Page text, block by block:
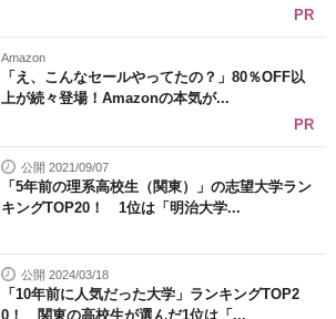
PR
Amazon
「え、こんなセールやってたの？」80％OFF以
上が続々登場！Amazonの本気が...
PR
公開 2021/09/07
「5年前の理系高校生（関東）」の志望大学ラン
キングTOP20！ 1位は「明治大学...
公開 2024/03/18
「10年前に人気だった大学」ランキングTOP2
0！ 関東の高校生が選んだ1位は「...